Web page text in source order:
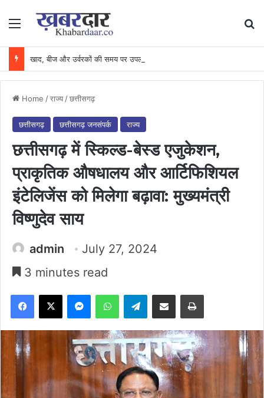
Menu
Home /राज्य /छत्तीसगढ़
छत्तीसगढ़ छत्तीसगढ़ जनसंपर्क राज्य
छत्तीसगढ़ में स्किल्ड-बेस्ड एजुकेशन,
प्राकृतिक औषधालय और आर्टिफिशियल
इंटेलिजेंस को मिलेगा बढ़ावा: मुख्यमंत्री
विष्णुदेव साय
admin
July 27, 2024
3 minutes read
Facebook
X MessengerWhatsAppTelegramShare via Email Print